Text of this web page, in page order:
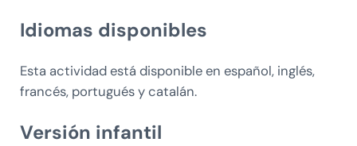
Idiomas disponibles
Esta actividad está disponible en español, inglés,
francés, portugués y catalán.
Versión infantil